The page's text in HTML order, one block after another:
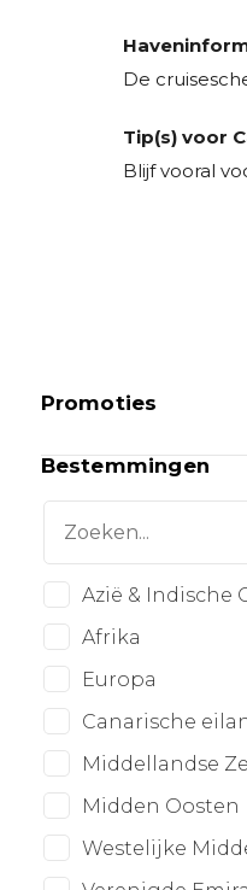
De
Tip(s) voor
Blijf vooral